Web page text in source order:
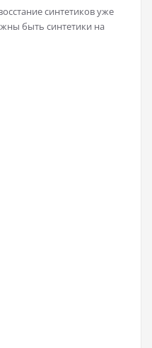
синтетиков уже
быть синтетики на